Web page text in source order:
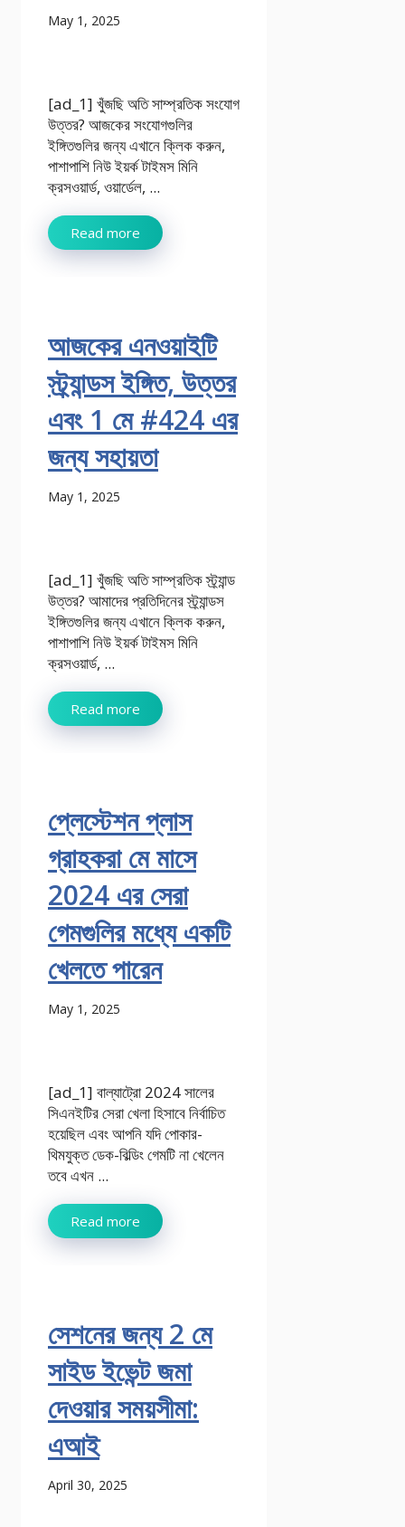
May 1, 2025
[ad_1] খুঁজছি অতি সাম্প্রতিক সংযোগ
উত্তর? আজকের সংযোগগুলির
ইঙ্গিতগুলির জন্য এখানে ক্লিক করুন,
পাশাপাশি নিউ ইয়র্ক টাইমস মিনি
ক্রসওয়ার্ড, ওয়ার্ডেল, ...
Read more
আজকের এনওয়াইটি
স্ট্র্যান্ডস ইঙ্গিত, উত্তর
এবং 1 মে #424 এর
জন্য সহায়তা
May 1, 2025
[ad_1] খুঁজছি অতি সাম্প্রতিক স্ট্র্যান্ড
উত্তর? আমাদের প্রতিদিনের স্ট্র্যান্ডস
ইঙ্গিতগুলির জন্য এখানে ক্লিক করুন,
পাশাপাশি নিউ ইয়র্ক টাইমস মিনি
ক্রসওয়ার্ড, ...
Read more
প্লেস্টেশন প্লাস
গ্রাহকরা মে মাসে
2024 এর সেরা
গেমগুলির মধ্যে একটি
খেলতে পারেন
May 1, 2025
[ad_1] বাল্যাট্রো 2024 সালের
সিএনইটির সেরা খেলা হিসাবে নির্বাচিত
হয়েছিল এবং আপনি যদি পোকার-
থিমযুক্ত ডেক-বিল্ডিং গেমটি না খেলেন
তবে এখন ...
Read more
সেশনের জন্য 2 মে
সাইড ইভেন্ট জমা
দেওয়ার সময়সীমা:
এআই
April 30, 2025